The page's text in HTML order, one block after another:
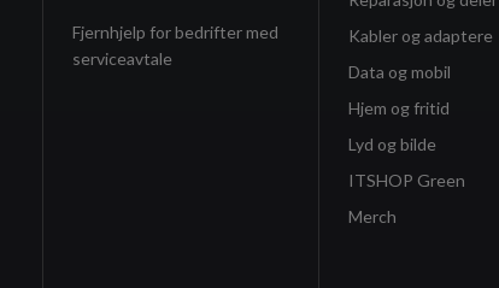
Fjernhjelp for bedrifter med
serviceavtale
Kabler og adaptere
Data og mobil
Hjem og fritid
Lyd og bilde
ITSHOP Green
Merch